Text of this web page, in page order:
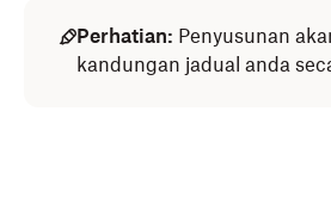
Perhatian: Penyusunan
kandungan jadual anda